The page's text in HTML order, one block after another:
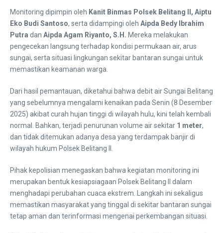
Monitoring dipimpin oleh Kanit Binmas Polsek Belitang II, Aiptu
Eko Budi Santoso, serta didampingi oleh Aipda Bedy Ibrahim
Putra dan Aipda Agam Riyanto, S.H. Mereka melakukan
pengecekan langsung terhadap kondisi permukaan air, arus
sungai, serta situasi lingkungan sekitar bantaran sungai untuk
memastikan keamanan warga.
Dari hasil pemantauan, diketahui bahwa debit air Sungai Belitang
yang sebelumnya mengalami kenaikan pada Senin (8 Desember
2025) akibat curah hujan tinggi di wilayah hulu, kini telah kembali
normal. Bahkan, terjadi penurunan volume air sekitar 1 meter,
dan tidak ditemukan adanya desa yang terdampak banjir di
wilayah hukum Polsek Belitang II.
Pihak kepolisian menegaskan bahwa kegiatan monitoring ini
merupakan bentuk kesiapsiagaan Polsek Belitang II dalam
menghadapi perubahan cuaca ekstrem. Langkah ini sekaligus
memastikan masyarakat yang tinggal di sekitar bantaran sungai
tetap aman dan terinformasi mengenai perkembangan situasi.